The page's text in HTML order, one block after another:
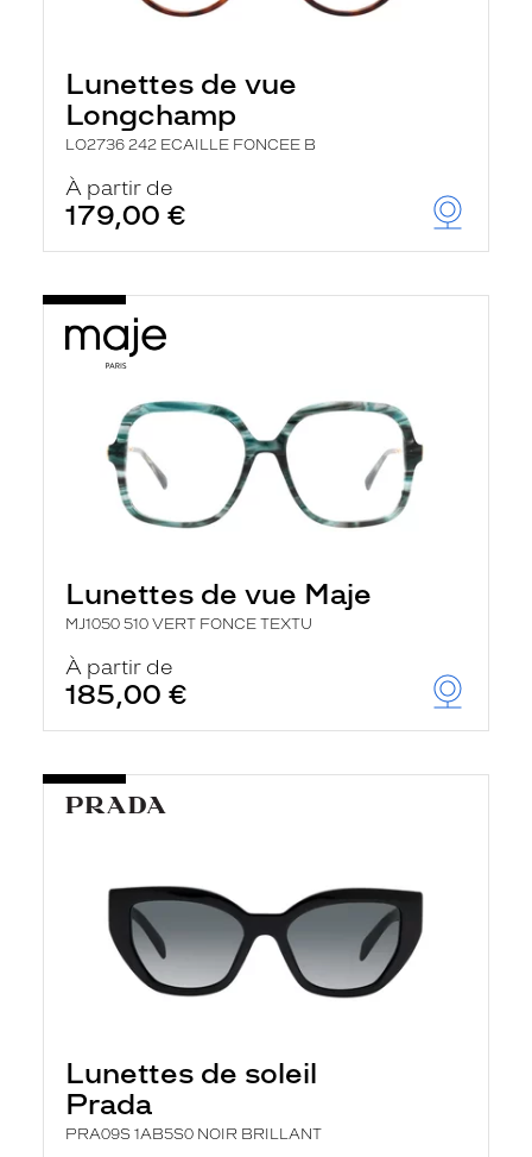
Lunettes de vue
Longchamp
LO2736 242 ECAILLE FONCEE B
À partir de
179,00 €
Lunettes de vue Maje
MJ1050 510 VERT FONCE TEXTU
À partir de
185,00 €
Lunettes de soleil
Prada
PRA09S 1AB5S0 NOIR BRILLANT